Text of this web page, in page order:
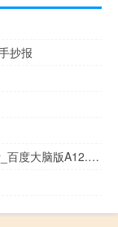
抄报
香港内部马料免费资料亮点_智能AI深度解析_百度大脑版A12.198